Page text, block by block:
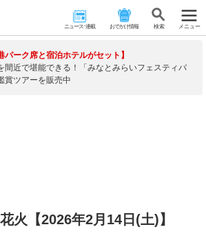
ニュース･連載 おでかけ情報 検 索 メニュー
パーク席と宿泊ホテルがセット】
間近で堪能できる！「みなとみらいフェスティバ
賞ツアーを販売中
火【2026年2月14日(土)】